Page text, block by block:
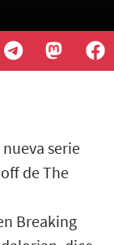
nueva serie
de The
Breaking